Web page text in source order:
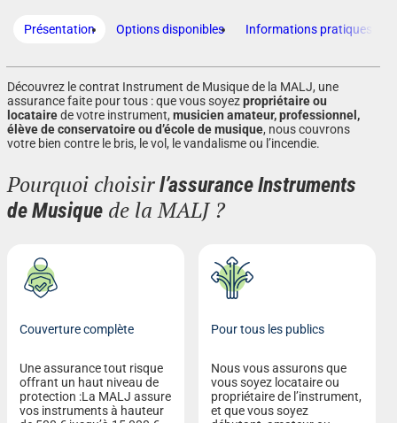
Présentation Options disponibles Informations pratiques
Découvrez le contrat Instrument de Musique de la MALJ, une
assurance faite pour tous : que vous soyezpropriétaire ou
locatairede votre instrument, musicien amateur, professionnel,
élève de conservatoire ou d’école de musique, nous couvrons
votre bien contre le bris, le vol, le vandalisme ou l’incendie.
Pourquoi choisirl’assurance Instruments
de Musique de la MALJ ?
Couverture complète
Une assurance tout risque
offrant un haut niveau de
protection :La MALJ assure
vos instruments à hauteur
Pour tous les publics
Nous vous assurons que
vous soyez locataire ou
propriétaire de l’instrument,
et que vous soyez